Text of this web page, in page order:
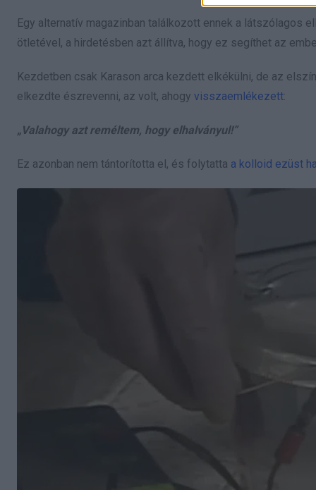
Egy alternatív magazinban találkozott ennek a látszólagos
ötletével, a hirdetésben azt állítva, hogy ez segíthet az
Kezdetben csak Karason arca kezdett elkékülni, de az
elkezdte észrevenni, az volt, ahogy visszaemlékezett:
„Valahogy azt reméltem, hogy elhalványul!”
Ez azonban nem tántorította el, és folytatta a kolloid ezüst